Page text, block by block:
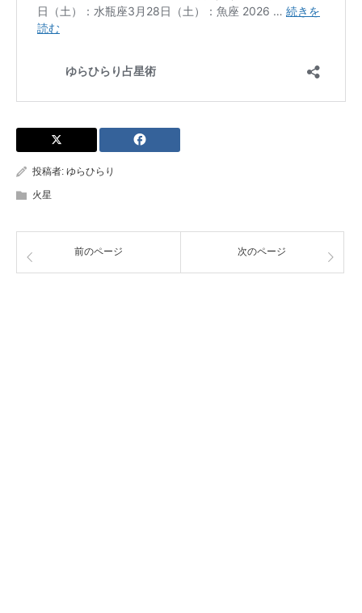
投稿者: ゆらひらり
火星
前のページ 次のページ